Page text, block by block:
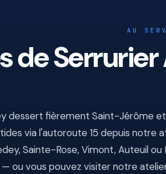
AU
de
dessert fièrement Saint-Jérôme
via l'autoroute 15 depuis notre
Sainte-Rose, Vimont, Auteuil
ou vous pouvez visiter notre